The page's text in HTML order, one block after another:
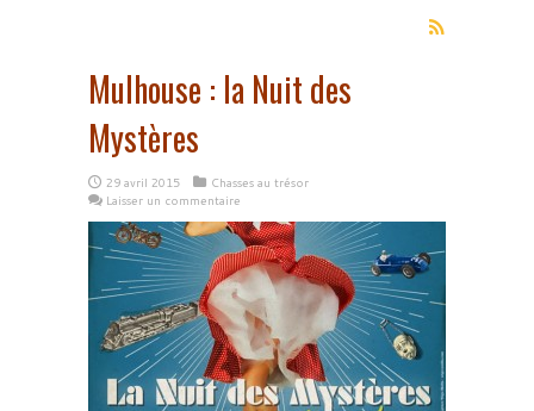
Mulhouse : la Nuit des
Mystères
29 avril 2015
Chasses au trésor
Laisser un commentaire